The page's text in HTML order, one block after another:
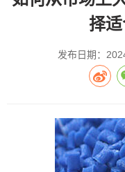
择
发布日期：